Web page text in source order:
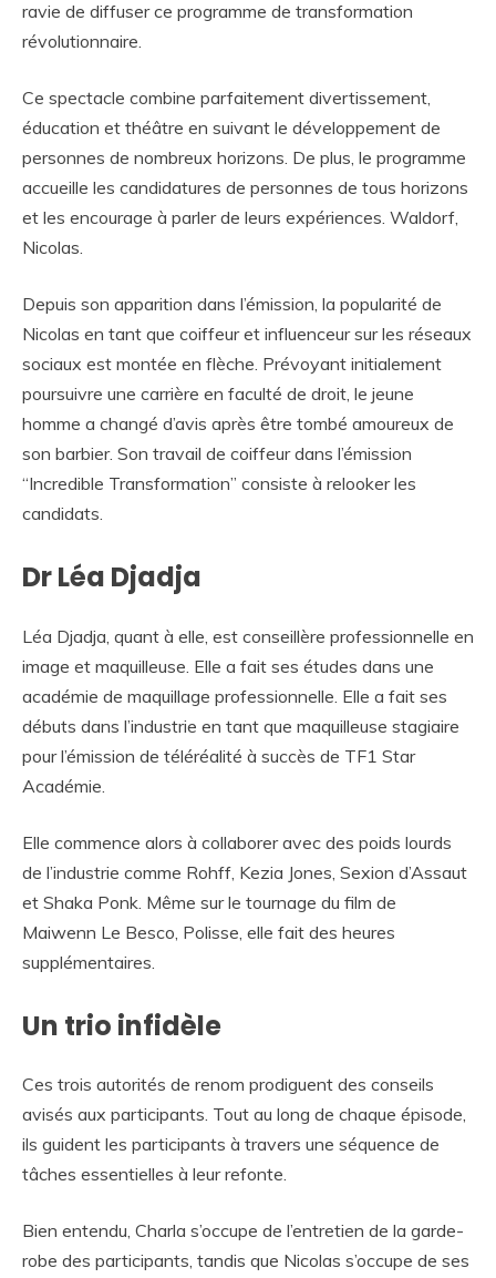
ravie de diffuser ce programme de transformation
révolutionnaire.
Ce spectacle combine parfaitement divertissement,
éducation et théâtre en suivant le développement de
personnes de nombreux horizons. De plus, le programme
accueille les candidatures de personnes de tous horizons
et les encourage à parler de leurs expériences. Waldorf,
Nicolas.
Depuis son apparition dans l’émission, la popularité de
Nicolas en tant que coiffeur et influenceur sur les réseaux
sociaux est montée en flèche. Prévoyant initialement
poursuivre une carrière en faculté de droit, le jeune
homme a changé d’avis après être tombé amoureux de
son barbier. Son travail de coiffeur dans l’émission
“Incredible Transformation” consiste à relooker les
candidats.
Dr Léa Djadja
Léa Djadja, quant à elle, est conseillère professionnelle en
image et maquilleuse. Elle a fait ses études dans une
académie de maquillage professionnelle. Elle a fait ses
débuts dans l’industrie en tant que maquilleuse stagiaire
pour l’émission de téléréalité à succès de TF1 Star
Académie.
Elle commence alors à collaborer avec des poids lourds
de l’industrie comme Rohff, Kezia Jones, Sexion d’Assaut
et Shaka Ponk. Même sur le tournage du film de
Maiwenn Le Besco, Polisse, elle fait des heures
supplémentaires.
Un trio infidèle
Ces trois autorités de renom prodiguent des conseils
avisés aux participants. Tout au long de chaque épisode,
ils guident les participants à travers une séquence de
tâches essentielles à leur refonte.
Bien entendu, Charla s’occupe de l’entretien de la garde-
robe des participants, tandis que Nicolas s’occupe de ses